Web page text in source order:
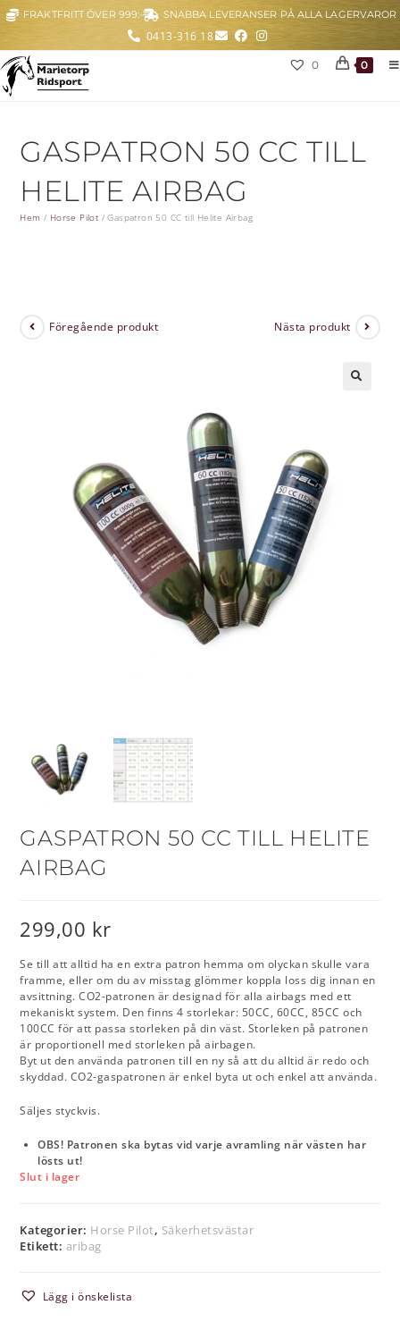
FRAKTFRITT ÖVER 999:- SNABBA LEVERANSER PÅ ALLA LAGERVAROR
0413-316 18
0 0
GASPATRON 50 CC TILL
HELITE AIRBAG
Hem / Horse Pilot /Gaspatron 50 CC till Helite Airbag
Föregående produkt Nästa produkt
GASPATRON 50 CC TILL HELITE
AIRBAG
299,00 kr
Se till att alltid ha en extra patron hemma om olyckan skulle vara
framme, eller om du av misstag glömmer koppla loss dig innan en
avsittning. CO2-patronen är designad för alla airbags med ett
mekaniskt system. Den finns 4 storlekar: 50CC, 60CC, 85CC och
100CC för att passa storleken på din väst. Storleken på patronen
är proportionell med storleken på airbagen.
Byt ut den använda patronen till en ny så att du alltid är redo och
skyddad. CO2-gaspatronen är enkel byta ut och enkel att använda.
Säljes styckvis.
OBS! Patronen ska bytas vid varje avramling när västen har
lösts ut!
Slut i lager
Kategorier: Horse Pilot, Säkerhetsvästar
Etikett: aribag
Lägg i önskelista